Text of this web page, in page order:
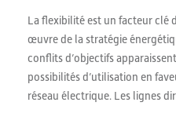
La flexibilité est un facteur clé
œuvre de la stratégie
conflits d’objectifs
possibilités d’utilisation en
réseau électrique. Les lignes